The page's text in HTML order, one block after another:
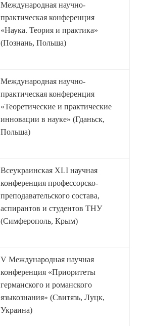
Международная научно-
практическая конференция
«Наука. Теория и практика»
(Познань, Польша)
Международная научно-
практическая конференция
«Теоретические и практические
инновации в науке» (Гданьск,
Польша)
Всеукраинская XLI научная
конференция профессорско-
преподавательского состава,
аспирантов и студентов ТНУ
(Симферополь, Крым)
V Международная научная
конференция «Приоритеты
германского и романского
языкознания» (Свитязь, Луцк,
Украина)